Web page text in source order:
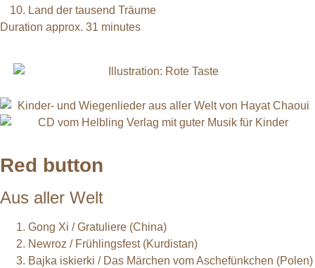
Land der tausend Träume
Duration approx. 31 minutes
Red button
Aus aller Welt
Gong Xi / Gratuliere (China)
Newroz / Frühlingsfest (Kurdistan)
Bajka iskierki / Das Märchen vom Aschefünkchen (Polen)